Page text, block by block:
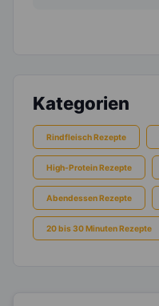
Kategorien
Rindfleisch Rezepte
High-Protein Rezepte
Abendessen Rezepte
20 bis 30 Minuten Rezepte